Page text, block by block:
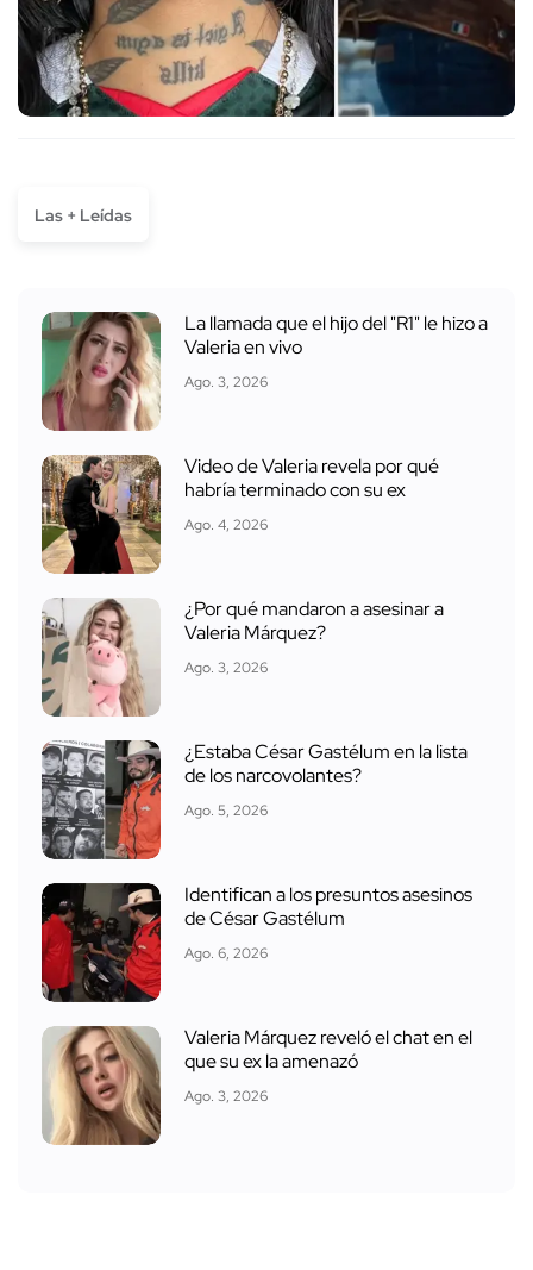
Las + Leídas
La llamada que el hijo del "R1" le hizo a
Valeria en vivo
Ago. 3, 2026
Video de Valeria revela por qué
habría terminado con su ex
Ago. 4, 2026
¿Por qué mandaron a asesinar a
Valeria Márquez?
Ago. 3, 2026
¿Estaba César Gastélum en la lista
de los narcovolantes?
Ago. 5, 2026
Identifican a los presuntos asesinos
de César Gastélum
Ago. 6, 2026
Valeria Márquez reveló el chat en el
que su ex la amenazó
Ago. 3, 2026